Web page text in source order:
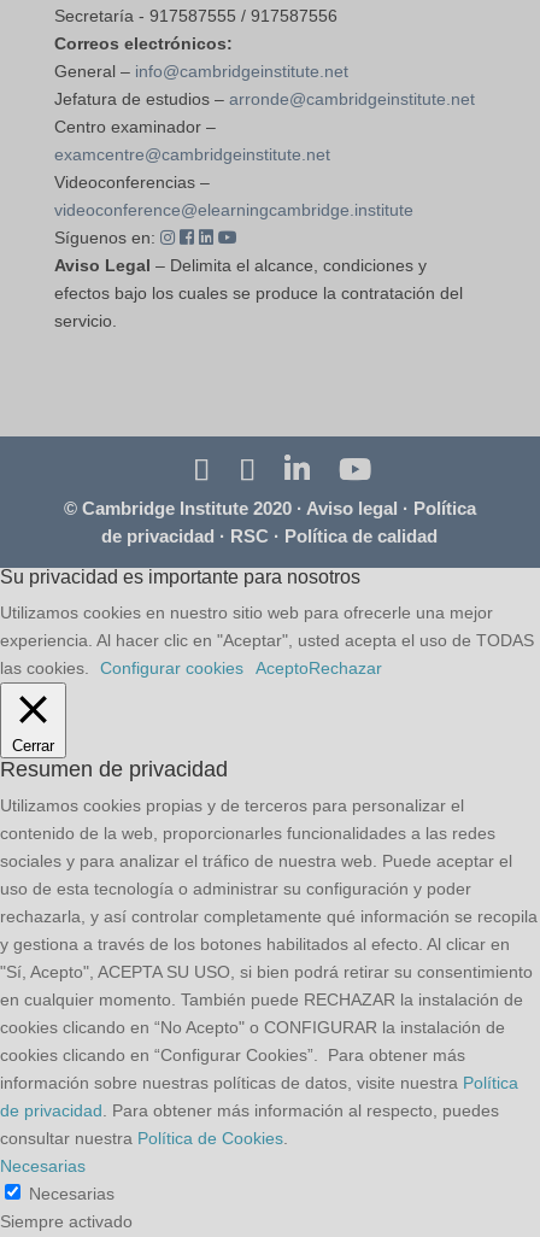
Secretaría - 917587555 / 917587556
Correos electrónicos:
General – info@cambridgeinstitute.net
Jefatura de estudios – arronde@cambridgeinstitute.net
Centro examinador –
examcentre@cambridgeinstitute.net
Videoconferencias –
videoconference@elearningcambridge.institute
Síguenos en:
Aviso Legal – Delimita el alcance, condiciones y
efectos bajo los cuales se produce la contratación del
servicio.
© Cambridge Institute 2020 · Aviso legal · Política
de privacidad · RSC · Política de calidad
Su privacidad es importante para nosotros
Utilizamos cookies en nuestro sitio web para ofrecerle una mejor
experiencia. Al hacer clic en "Aceptar", usted acepta el uso de TODAS
las cookies.
Configurar cookies AceptoRechazar
Cerrar
Resumen de privacidad
Utilizamos cookies propias y de terceros para personalizar el
contenido de la web, proporcionarles funcionalidades a las redes
sociales y para analizar el tráfico de nuestra web. Puede aceptar el
uso de esta tecnología o administrar su configuración y poder
rechazarla, y así controlar completamente qué información se recopila
y gestiona a través de los botones habilitados al efecto. Al clicar en
"Sí, Acepto", ACEPTA SU USO, si bien podrá retirar su consentimiento
en cualquier momento. También puede RECHAZAR la instalación de
cookies clicando en “No Acepto" o CONFIGURAR la instalación de
cookies clicando en “Configurar Cookies”. Para obtener más
información sobre nuestras políticas de datos, visite nuestra Política
de privacidad . Para obtener más información al respecto, puedes
consultar nuestra Política de Cookies
Necesarias
Necesarias
Siempre activado